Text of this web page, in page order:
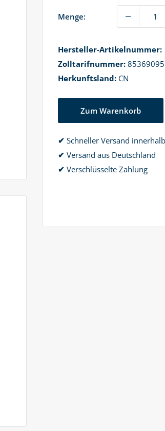
Menge:
Hersteller-Artikelnummer:
Zolltarifnummer: 85369095
Herkunftsland: CN
Zum Warenkorb
✔ Schneller Versand
✔Versand aus Deutschland
✔ Verschlüsselte Zahlung